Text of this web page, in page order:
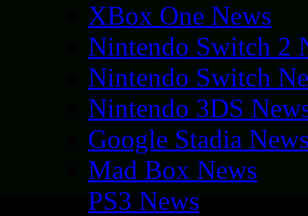
XBox One News
Nintendo Switch 2
Nintendo Switch
Nintendo 3DS
Google Stadia
Mad Box News
PS3 News